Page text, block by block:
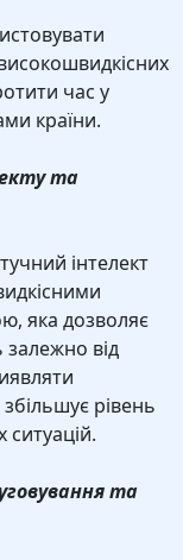
час у
країни.
та
інтелект
яка дозволяє
від
рівень
ситуацій.
та